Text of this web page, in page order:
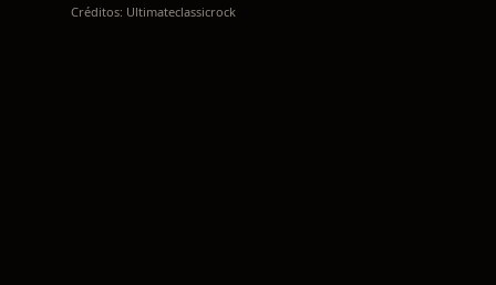
Créditos: Ultimateclassicrock